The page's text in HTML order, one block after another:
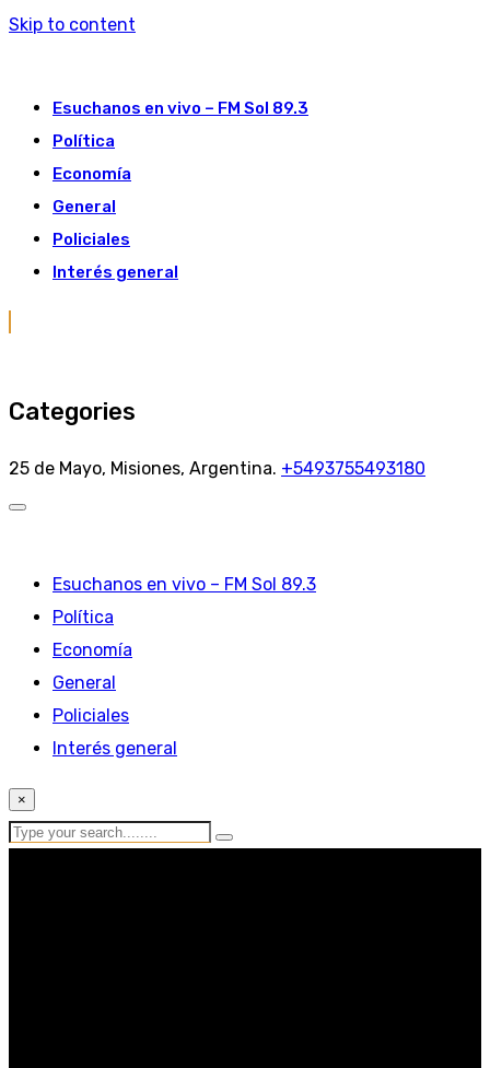
Skip to content
Esuchanos en vivo – FM Sol 89.3
Política
Economía
General
Policiales
Interés general
Categories
25 de Mayo, Misiones, Argentina. +5493755493180
Esuchanos en vivo – FM Sol 89.3
Política
Economía
General
Policiales
Interés general
×